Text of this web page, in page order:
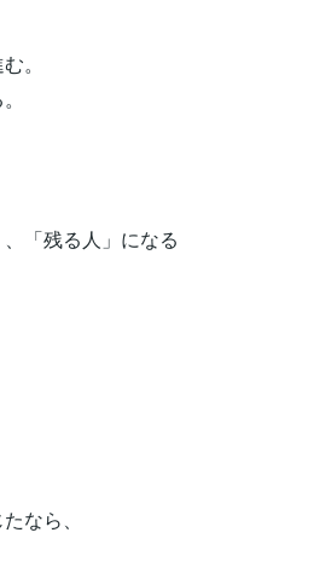
。
「残る人」になる
なら、